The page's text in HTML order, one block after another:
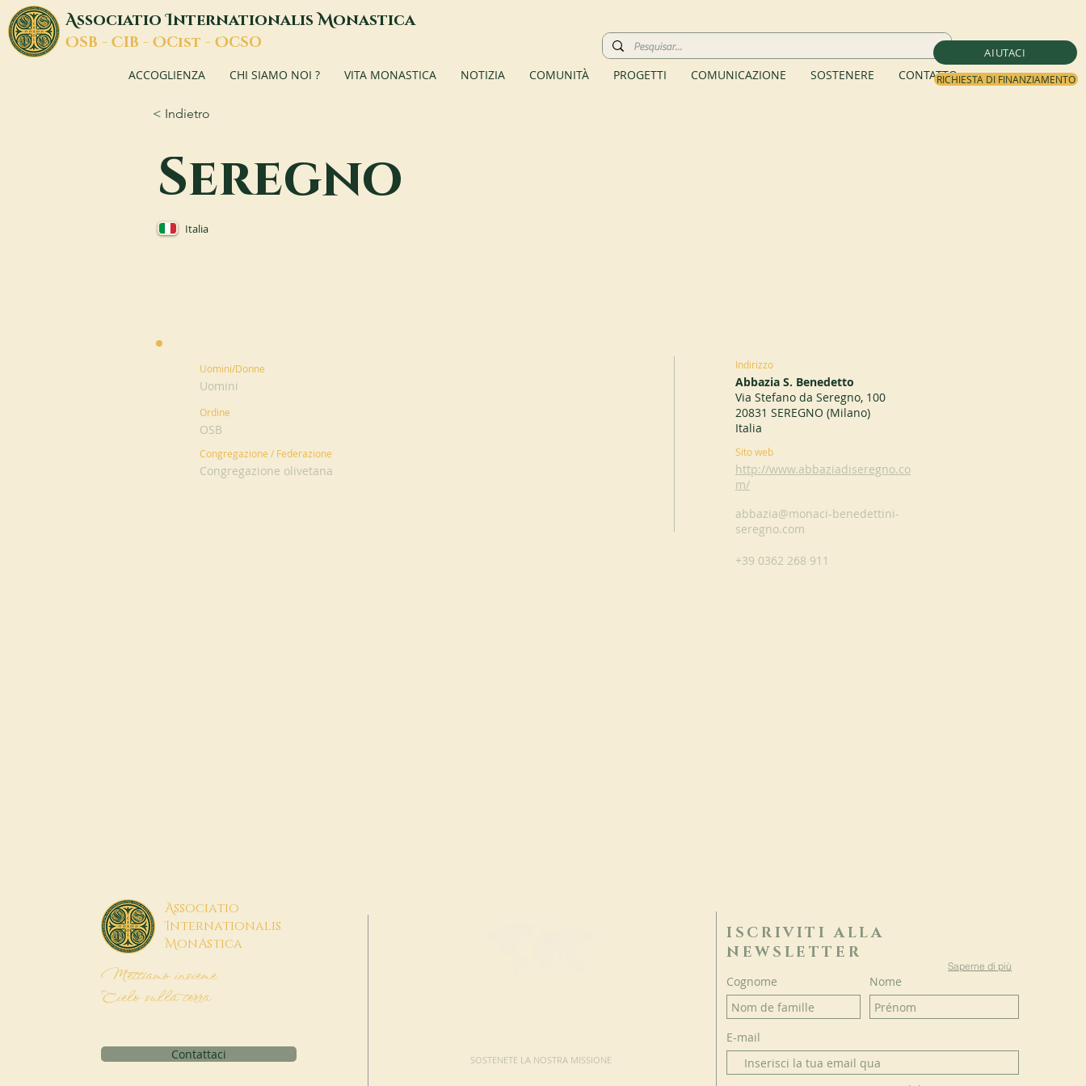
AIUTACI
RICHIESTA DI FINANZIAMENTO
AssociatioInternationalisMonastica
OSB - CIB - OCist - OCSO
ACCOGLIENZA CHI SIAMO NOI ? VITA MONASTICA NOTIZIA COMUNITÀ PROGETTI COMUNICAZIONE SOSTENERE CONTATTO
< Indietro
Seregno
Italia
Uomini/Donne
Uomini
Ordine
OSB
Congregazione / Federazione
Congregazione olivetana
Indirizzo
Abbazia S. Benedetto
Via Stefano da Seregno, 100
20831 SEREGNO (Milano)
Italia
Sito web
http://www.abbaziadiseregno.co
m/
abbazia@monaci-benedettini-
seregno.com
+39 0362 268 911
Associatio
Internationalis
MonAstica
Mettiamo insieme
Cielo sulla terra
Contattaci SOSTENETE LA NOSTRA MISSIONE
ISCRIVITI ALLA
NEWSLETTER
Saperne di più
Cognome Nome
E-mail